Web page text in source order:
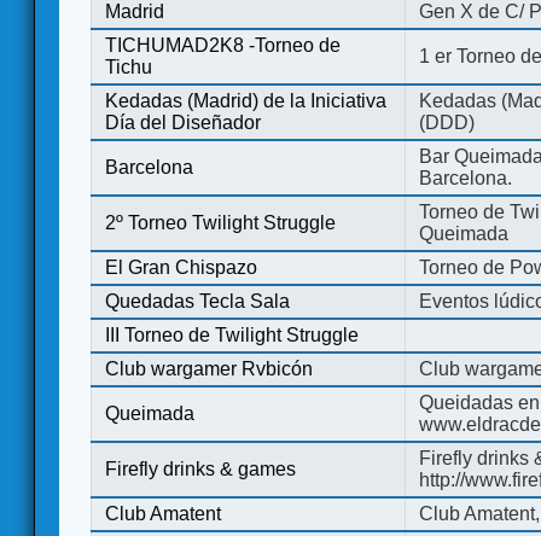
Madrid
Gen X de C/
TICHUMAD2K8 -Torneo de
Tichu
1 er Torneo
Kedadas (Madrid) de la Iniciativa
Día del Diseñador
Kedadas
(DDD)
Barcelona
Bar
Barcelona.
2º Torneo Twilight Struggle
Torneo de
Queimada
El Gran Chispazo
Torneo de
Quedadas Tecla Sala
Eventos
III Torneo de Twilight Struggle
Club wargamer Rvbicón
Club
Queimada
Queidadas
Firefly drinks & games
Firefly drinks
http://
Club Amatent
Club